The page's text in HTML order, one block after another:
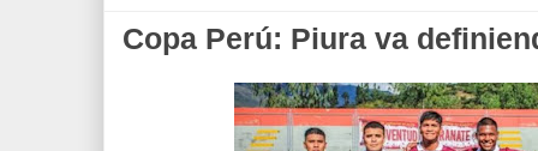
Copa Perú: Piura va